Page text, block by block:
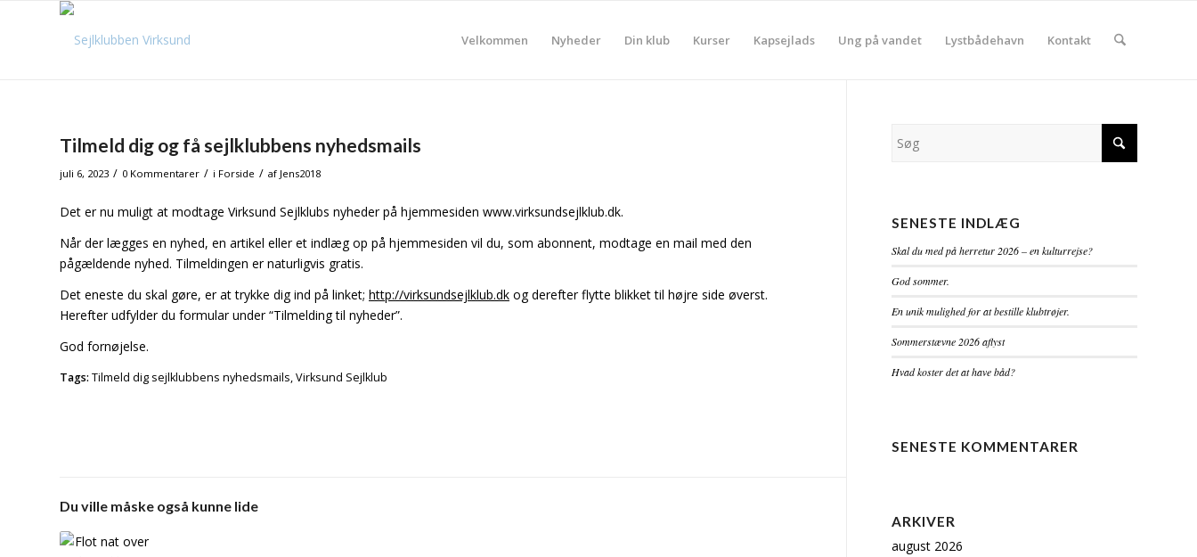
Velkommen Nyheder Din klub Kurser Kapsejlads Ung på vandet Lystbådehavn Kontakt
Tilmeld dig og få sejlklubbens nyhedsmails
juli 6, 2023 / 0 Kommentarer / i Forside / af Jens2018
Det er nu muligt at modtage Virksund Sejlklubs nyheder på hjemmesiden www.virksundsejlklub.dk.
Når der lægges en nyhed, en artikel eller et indlæg op på hjemmesiden vil du, som abonnent, modtage en mail med den
pågældende nyhed. Tilmeldingen er naturligvis gratis.
Det eneste du skal gøre, er at trykke dig ind på linket; http://virksundsejlklub.dk og derefter flytte blikket til højre side øverst.
Herefter udfylder du formular under “Tilmelding til nyheder”.
God fornøjelse.
Tags: Tilmeld dig sejlklubbens nyhedsmails,Virksund Sejlklub
Du ville måske også kunne lide
SENESTE INDLÆG
Skal du med på herretur 2026 – en kulturrejse?
God sommer.
En unik mulighed for at bestille klubtrøjer.
Sommerstævne 2026 aflyst
Hvad koster det at have båd?
SENESTE KOMMENTARER
ARKIVER
august 2026